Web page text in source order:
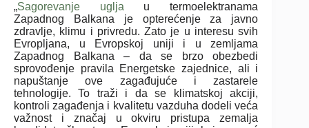
„Sagorevanje ugljau termoelektranama
Zapadnog Balkana je opterećenje za javno
zdravlje, klimu i privredu. Zato je u interesu svih
Evropljana, u Evropskoj uniji i u zemljama
Zapadnog Balkana – da se brzo obezbedi
sprovođenje pravila Energetske zajednice, ali i
napuštanje ove zagađujuće i zastarele
tehnologije. To traži i da se klimatskoj akciji,
kontroli zagađenja i kvalitetu vazduha dodeli veća
važnost i značaj u okviru pristupa zemalja